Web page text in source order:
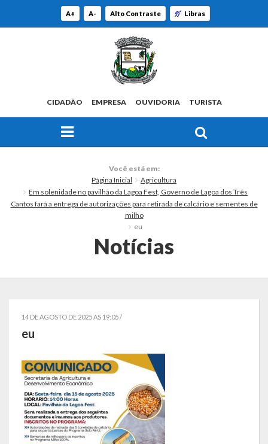
A+ A- Alto Contraste Libras
CIDADÃO EMPRESA OUVIDORIA TURISTA
Histórico
Governo
Ex-Administradores
Conselhos Municipais
Secretarias
Você está em:
Página Inicial
Agricultura
Em solenidade no pavilhão da Lagoa Fest, Governo de Lagoa dos Três
Cantos fará a entrega de autorizações para retirada de calcário e sementes de
milho
eu
Notícias
14 DE AGOSTO DE 2025 AS 19:05 /
eu